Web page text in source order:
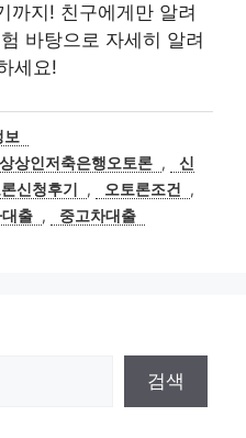
까지! 친구에게만 알려
바탕으로 자세히 알려
세요!
보
상상인저축은행오토론 ,
신
신청후기 , 오토론조건
,
출 , 중고차대출
검색